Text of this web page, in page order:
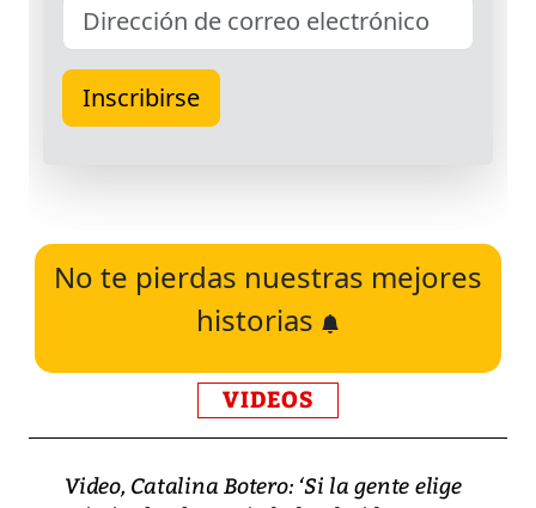
No te pierdas nuestras mejores
historias
VIDEOS
Video, Catalina Botero: ‘Si la gente elige